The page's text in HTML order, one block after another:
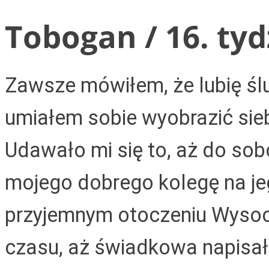
Tobogan / 16.
Zawsze mówiłem, że lubię
umiałem sobie wyobrazić
Udawało mi się to, aż do
mojego dobrego kolegę na
przyjemnym otoczeniu
czasu, aż świadkowa